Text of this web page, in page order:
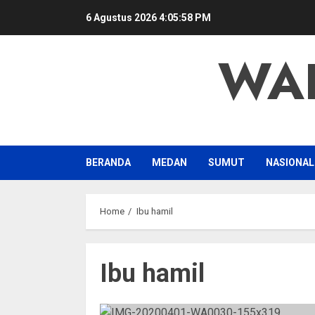
6 Agustus 20264:05:59 PM
BERANDA MEDAN SUMUT NASIONAL
Home Ibu hamil
Ibu hamil